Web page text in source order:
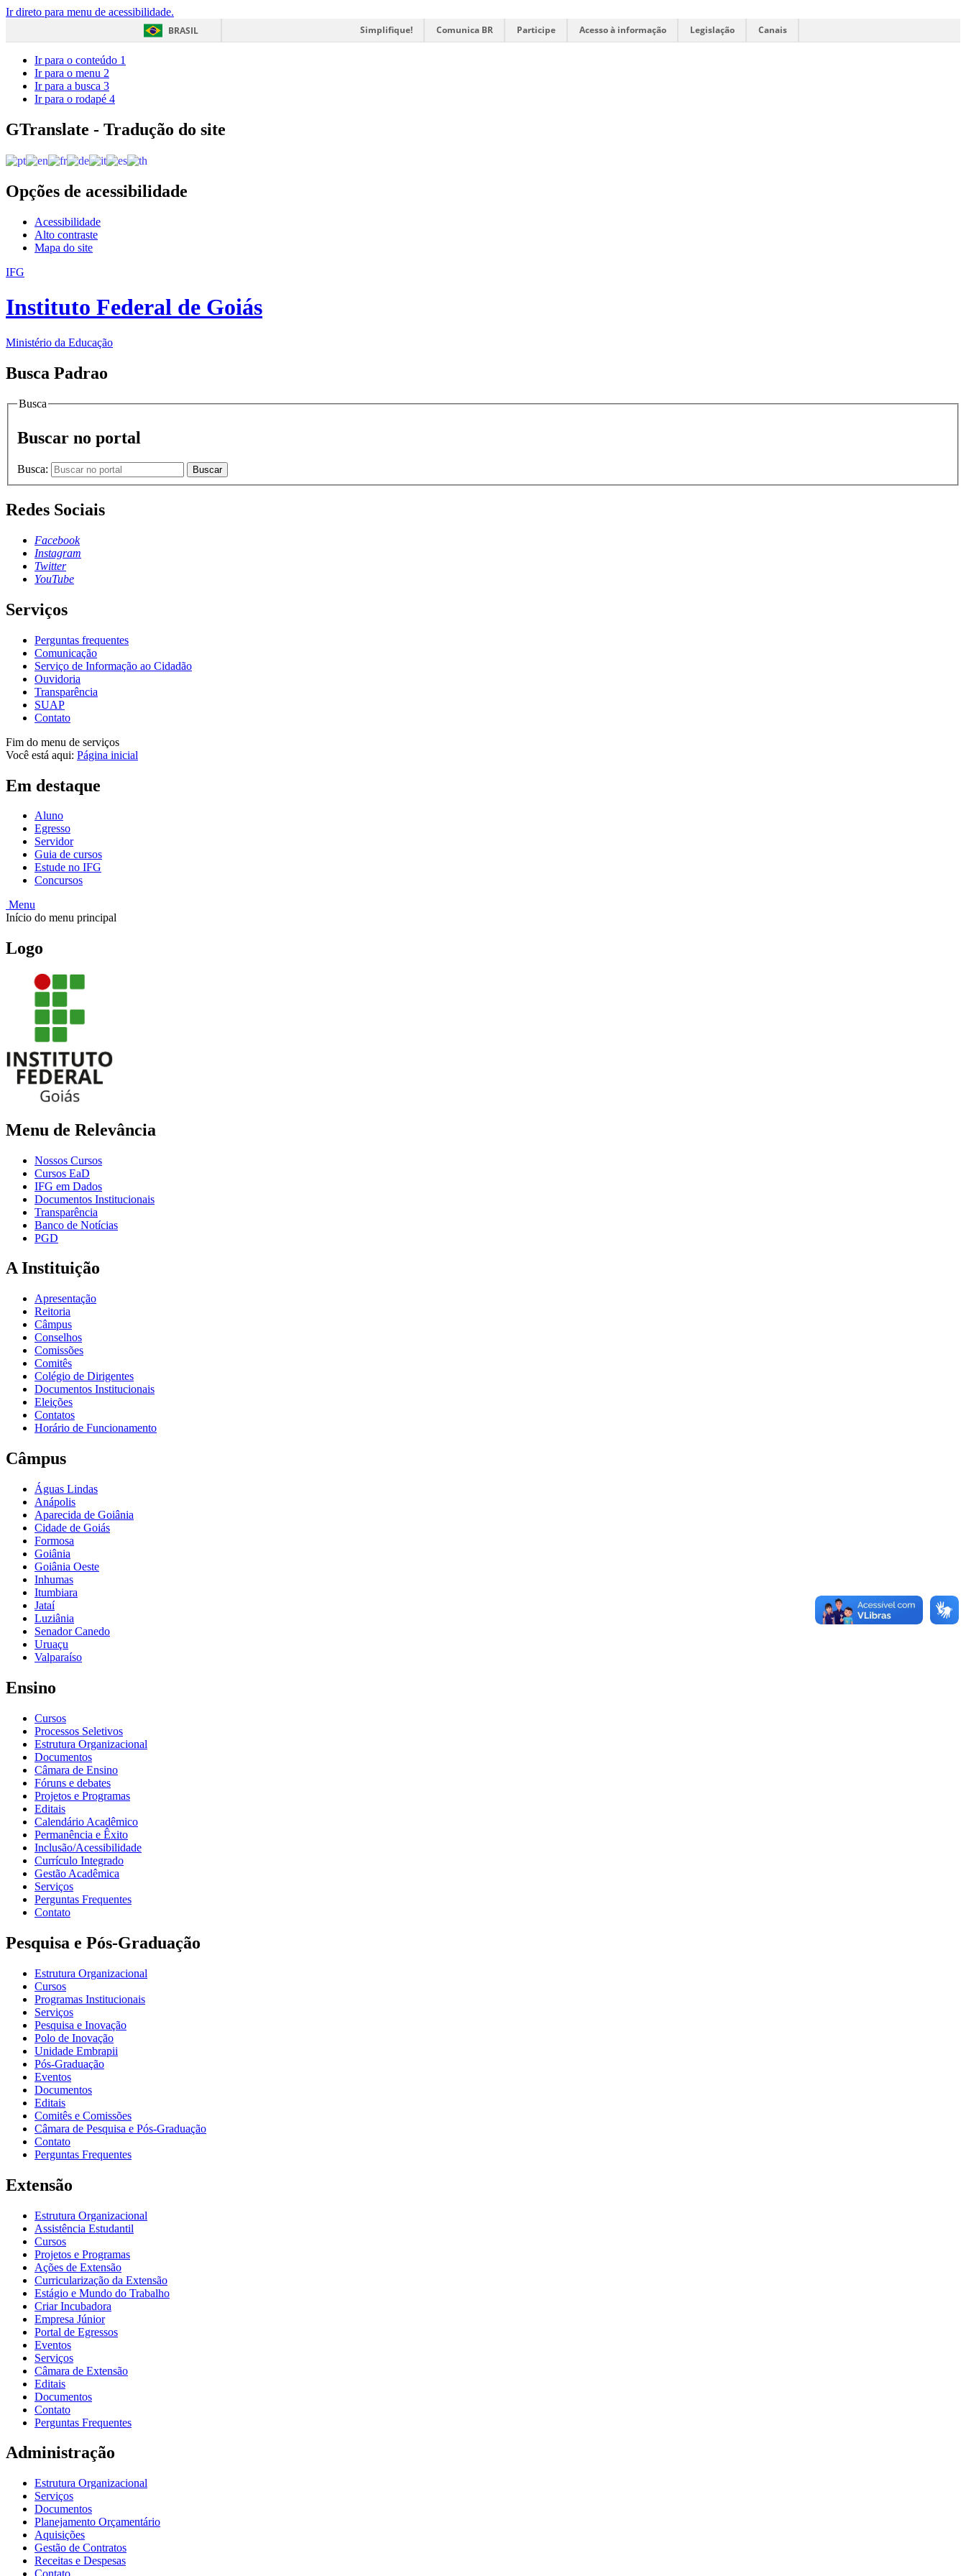
Ir direto para menu de acessibilidade.
BRASIL
Simplifique! Comunica BR Participe Acesso à informação Legislação Canais
Ir para o conteúdo 1
Ir para o menu 2
Ir para a busca 3
Ir para o rodapé 4
GTranslate - Tradução do site
Opções de acessibilidade
Acessibilidade
Alto contraste
Mapa do site
IFG
Instituto Federal de Goiás
Ministério da Educação
Busca Padrao
Busca
Buscar no portal
Busca: Buscar
Redes Sociais
Facebook
Instagram
Twitter
YouTube
Serviços
Perguntas frequentes
Comunicação
Serviço de Informação ao Cidadão
Ouvidoria
Transparência
SUAP
Contato
Fim do menu de serviços
Você está aqui: Página inicial
Em destaque
Aluno
Egresso
Servidor
Guia de cursos
Estude no IFG
Concursos
Menu
Início do menu principal
Logo
Menu de Relevância
Nossos Cursos
Cursos EaD
IFG em Dados
Documentos Institucionais
Transparência
Banco de Notícias
PGD
A Instituição
Apresentação
Reitoria
Câmpus
Conselhos
Comissões
Comitês
Colégio de Dirigentes
Documentos Institucionais
Eleições
Contatos
Horário de Funcionamento
Câmpus
Águas Lindas
Anápolis
Aparecida de Goiânia
Cidade de Goiás
Formosa
Goiânia
Goiânia Oeste
Inhumas
Itumbiara
Jataí
Luziânia
Senador Canedo
Uruaçu
Valparaíso
Ensino
Cursos
Processos Seletivos
Estrutura Organizacional
Documentos
Câmara de Ensino
Fóruns e debates
Projetos e Programas
Editais
Calendário Acadêmico
Permanência e Êxito
Inclusão/Acessibilidade
Currículo Integrado
Gestão Acadêmica
Serviços
Perguntas Frequentes
Contato
Pesquisa e Pós-Graduação
Estrutura Organizacional
Cursos
Programas Institucionais
Serviços
Pesquisa e Inovação
Polo de Inovação
Unidade Embrapii
Pós-Graduação
Eventos
Documentos
Editais
Comitês e Comissões
Câmara de Pesquisa e Pós-Graduação
Contato
Perguntas Frequentes
Extensão
Estrutura Organizacional
Assistência Estudantil
Cursos
Projetos e Programas
Ações de Extensão
Curricularização da Extensão
Estágio e Mundo do Trabalho
Criar Incubadora
Empresa Júnior
Portal de Egressos
Eventos
Serviços
Câmara de Extensão
Editais
Documentos
Contato
Perguntas Frequentes
Administração
Estrutura Organizacional
Serviços
Documentos
Planejamento Orçamentário
Aquisições
Gestão de Contratos
Receitas e Despesas